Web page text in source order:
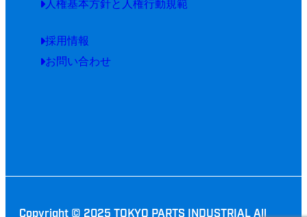
人権基本方針と人権行動規範
採用情報
お問い合わせ
Copyright © 2025 TOKYO PARTS INDUSTRIAL All